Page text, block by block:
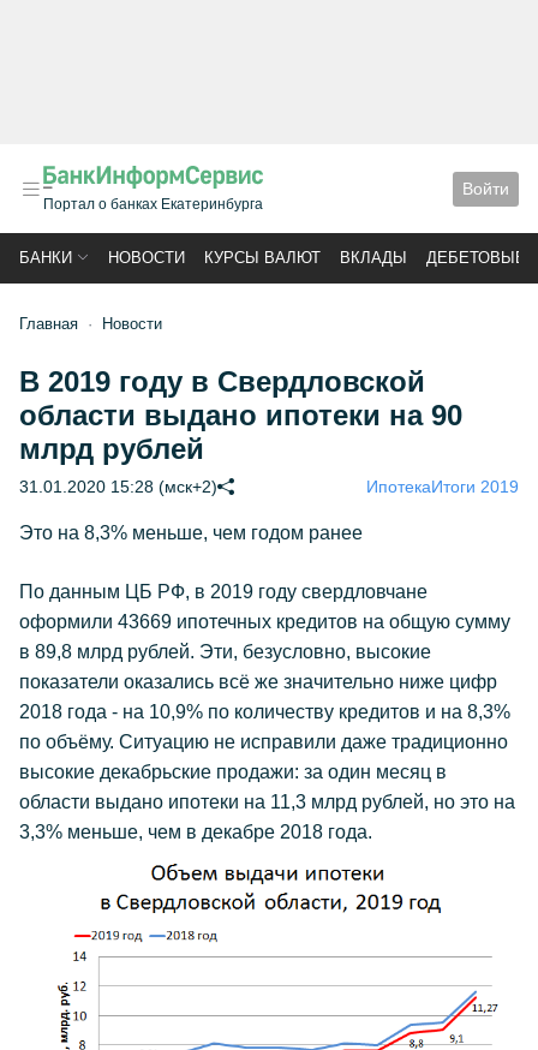
Портал о банках Екатеринбурга
Войти
БАНКИ НОВОСТИ КУРСЫ ВАЛЮТ ВКЛАДЫ ДЕБЕТОВЫЕ
Главная Новости
В 2019 году в Свердловской
области выдано ипотеки на 90
млрд рублей
31.01.2020 15:28 (мск+2) ИпотекаИтоги 2019
Это на 8,3% меньше, чем годом ранее
По данным ЦБ РФ, в 2019 году свердловчане
оформили 43669 ипотечных кредитов на общую сумму
в 89,8 млрд рублей. Эти, безусловно, высокие
показатели оказались всё же значительно ниже цифр
2018 года - на 10,9% по количеству кредитов и на 8,3%
по объёму. Ситуацию не исправили даже традиционно
высокие декабрьские продажи: за один месяц в
области выдано ипотеки на 11,3 млрд рублей, но это на
3,3% меньше, чем в декабре 2018 года.